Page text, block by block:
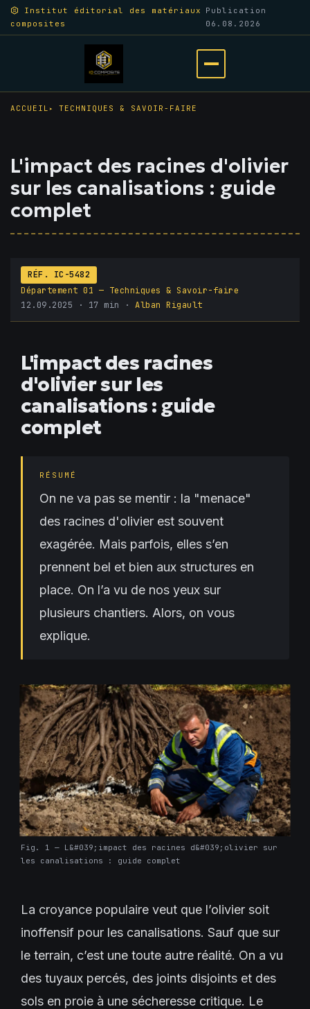
Aller
au
Institut éditorial des matériaux
composites
Publication
06.08.2026
le
ACCUEIL TECHNIQUES & SAVOIR-FAIRE
L'impact des racines d'olivier
sur les canalisations : guide
complet
RÉF. IC-5482
Département 01 — Techniques & Savoir-faire
12.09.2025 · 17 min · Alban Rigault
L'impact des racines
d'olivier sur les
canalisations : guide
complet
RÉSUMÉ
On ne va pas se mentir : la "menace"
des racines d'olivier est souvent
exagérée. Mais parfois, elles s’en
prennent bel et bien aux structures en
place. On l’a vu de nos yeux sur
plusieurs chantiers. Alors, on vous
explique.
Fig. 1 — L&#039;impact des racines d&#039;olivier sur
les canalisations : guide complet
La croyance populaire veut que l’olivier soit
inoffensif pour les canalisations. Sauf que sur
le terrain, c’est une toute autre réalité. On a vu
des tuyaux percés, des joints disjoints et des
sols en proie à une sécheresse critique. Le